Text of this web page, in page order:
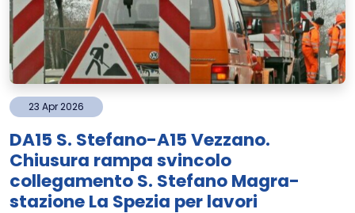
23 Apr2026
DA15 S. Stefano-A15 Vezzano.
Chiusura rampa svincolo
collegamento S. Stefano Magra-
stazione La Spezia per lavori